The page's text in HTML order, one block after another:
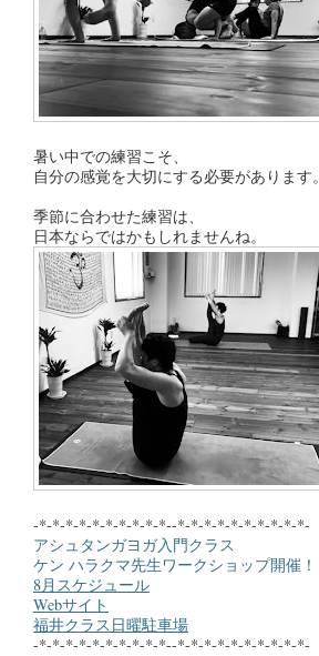
暑い中での練習こそ、
自分の感覚を大切にする必要があります。
季節に合わせた練習は、
日本ならではかもしれませんね。
-*-*-*-*-*-*-*-*-*-*--*-*-*-*-*-*-*-*-*-*-
アシュタンガヨガ入門クラス
ケン ハラクマ先生ワークショップ開催！
8月スケジュール
Webサイト
福井クラス日曜駐車場
-*-*-*-*-*-*-*-*-*-*--*-*-*-*-*-*-*-*-*-*-